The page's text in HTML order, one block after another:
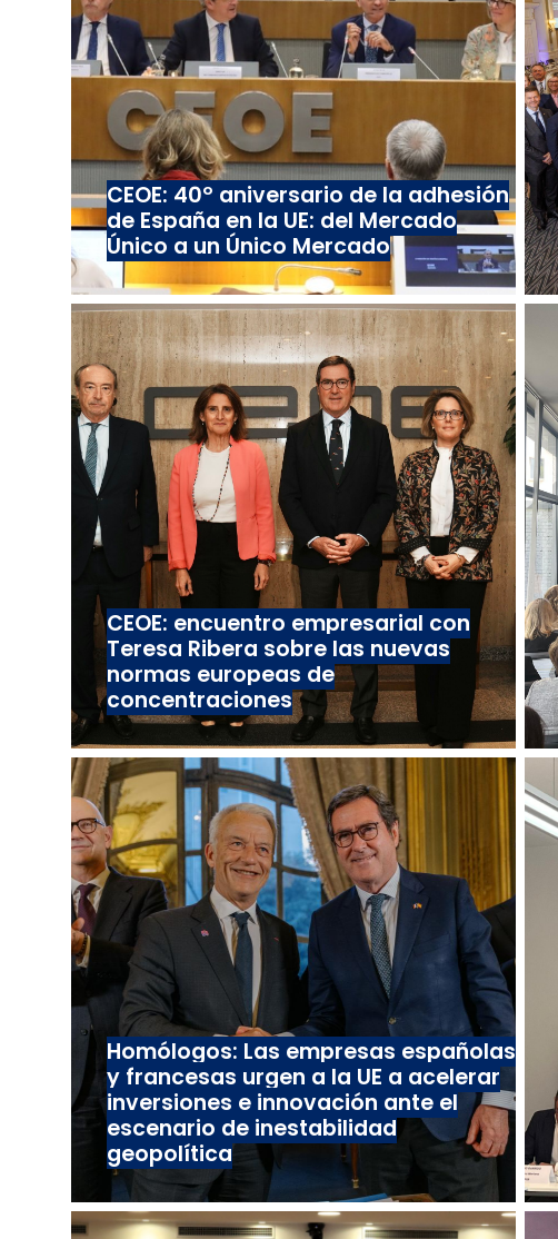
CEOE: 40º aniversario de la adhesión
de España en la UE: del Mercado
Único a un Único Mercado
CEOE: encuentro empresarial con
Teresa Ribera sobre las nuevas
normas europeas de
concentraciones
Homólogos: Las empresas españolas
y francesas urgen a la UE a acelerar
inversiones e innovación ante el
escenario de inestabilidad
geopolítica